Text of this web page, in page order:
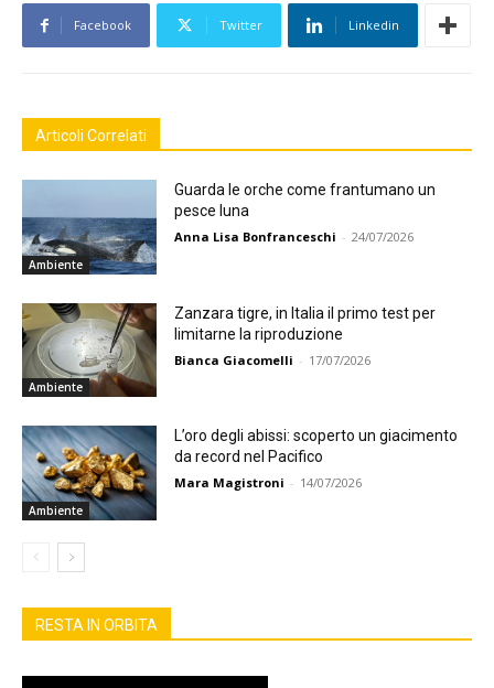
Facebook Twitter Linkedin
Articoli Correlati
Ambiente
Guarda le orche come frantumano un
pesce luna
Anna Lisa Bonfranceschi - 24/07/2026
Ambiente
Zanzara tigre, in Italia il primo test per
limitarne la riproduzione
Bianca Giacomelli - 17/07/2026
Ambiente
L’oro degli abissi: scoperto un giacimento
da record nel Pacifico
Mara Magistroni - 14/07/2026
RESTA IN ORBITA